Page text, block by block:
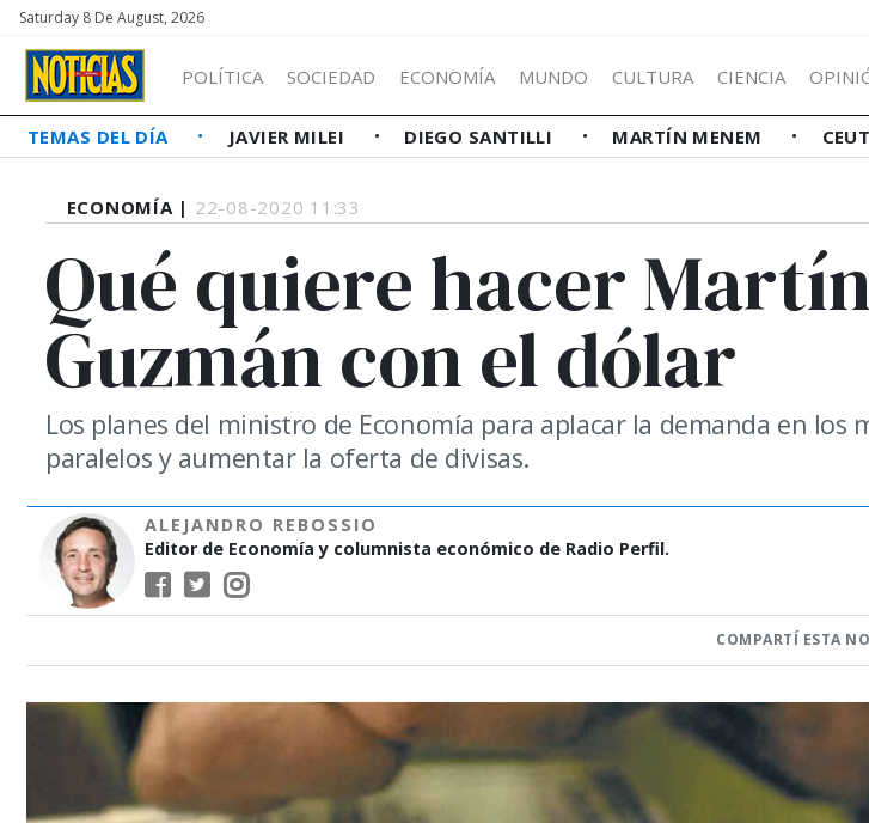
Saturday 8 De August, 2026
POLÍTICA SOCIEDAD ECONOMÍA MUNDO CULTURA CIENCIA
TEMAS DEL DÍA JAVIER MILEI DIEGO SANTILLI MARTÍN MENEM
ECONOMÍA | 22-08-2020 11:33
Qué quiere hacer Martín
Guzmán con el dólar
Los planes del ministro de Economía para aplacar la demanda en los
paralelos y aumentar la oferta de divisas.
ALEJANDRO REBOSSIO
Editor de Economía y columnista económico de Radio Perfil.
COMPARTÍ ESTA